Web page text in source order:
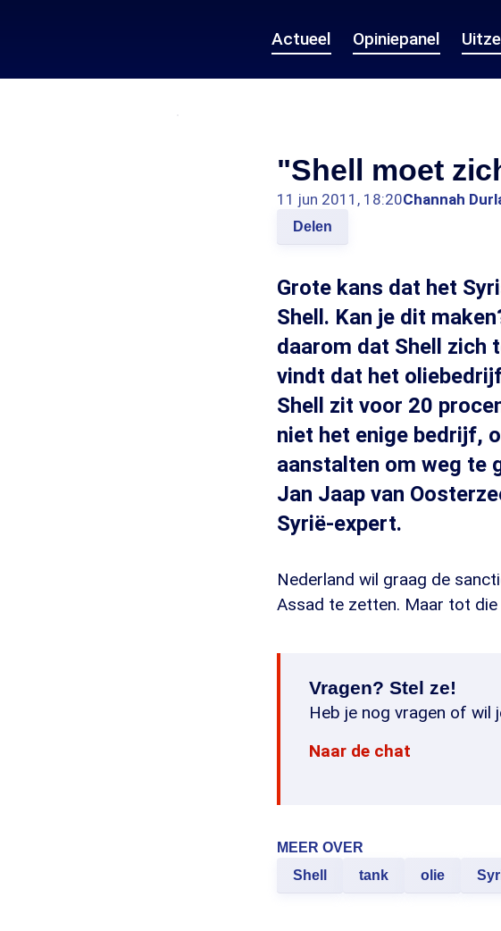
Actueel Opiniepanel
"Shell moet
11 jun 2011, 18:20Channah
Delen
Grote kans dat het
Shell. Kan je dit
daarom dat Shell zich
vindt dat het
Shell zit voor 20
niet het enige bedrijf,
aanstalten om weg te
Jan Jaap van
Syrië-expert.
Nederland wil graag de
Assad te zetten. Maar tot
Vragen? Stel ze!
Heb je nog vragen of wil
Naar de chat
MEER OVER
Shell
tank olie